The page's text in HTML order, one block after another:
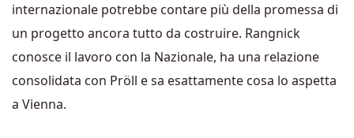
internazionale potrebbe contare più della promessa di
un progetto ancora tutto da costruire. Rangnick
conosce il lavoro con la Nazionale, ha una relazione
consolidata con Pröll e sa esattamente cosa lo aspetta
a Vienna.